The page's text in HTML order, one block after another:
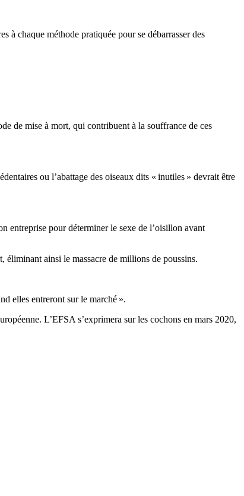
à chaque méthode pratiquée pour se débarrasser des
de mise à mort, qui contribuent à la souffrance de ces
ou l’abattage des oiseaux dits « inutiles » devrait être
entreprise pour déterminer le sexe de l’oisillon avant
éliminant ainsi le massacre de millions de poussins.
elles entreront sur le marché ».
L’EFSA s’exprimera sur les cochons en mars 2020,